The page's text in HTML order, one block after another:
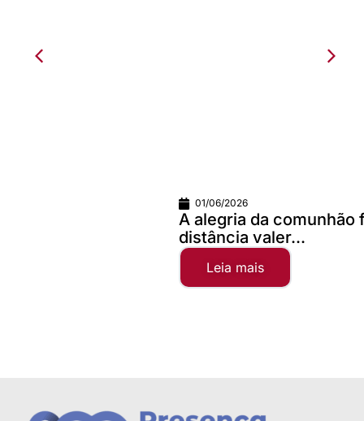
A alegria da comunhão faz qualquer